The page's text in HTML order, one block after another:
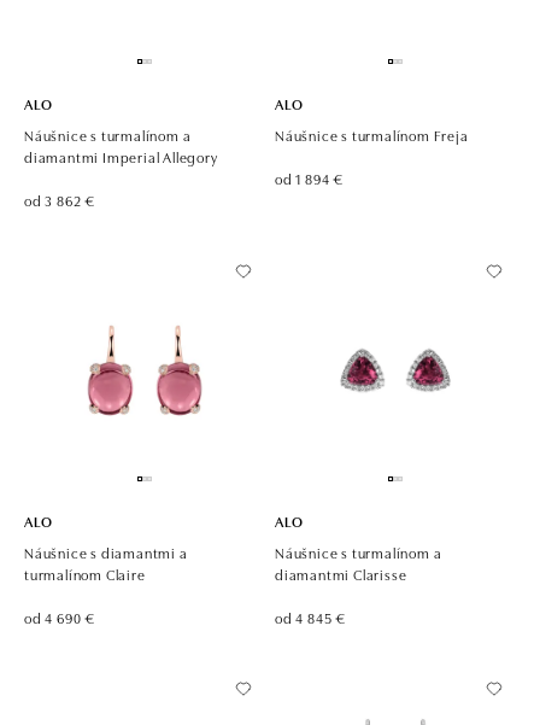
ALO
Náušnice s turmalínom a
diamantmi Imperial Allegory
od 3 862 €
ALO
Náušnice s turmalínom Freja
od 1 894 €
ALO
Náušnice s diamantmi a
turmalínom Claire
od 4 690 €
ALO
Náušnice s turmalínom a
diamantmi Clarisse
od 4 845 €